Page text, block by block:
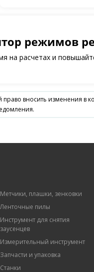
режимов
на расчетах и
право вносить изменения в
Метчики, плашки, зенковки
Ленточные пилы
Инструмент для снятия
заусенцев
Измерительный инструмент
Запчасти и упаковка
Станки